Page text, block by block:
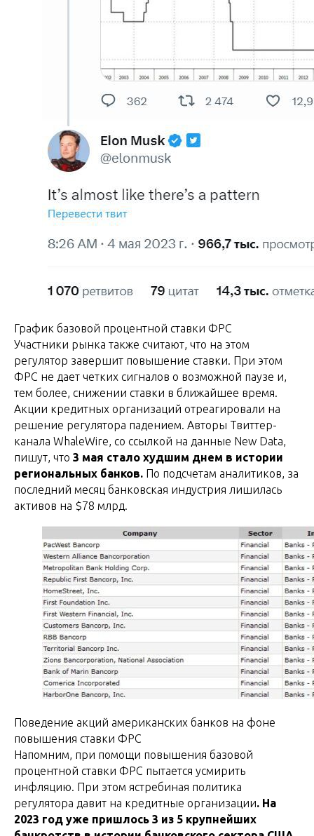
График базовой процентной ставки ФРС
Участники рынка также считают, что на этом
регулятор завершит повышение ставки. При этом
ФРС не дает четких сигналов о возможной паузе и,
тем более, снижении ставки в ближайшее время.
Акции кредитных организаций отреагировали на
решение регулятора падением. Авторы Твиттер-
канала WhaleWire, со ссылкой на данные New Data,
пишут, что 3 мая стало худшим днем в истории
региональных банков. По подсчетам аналитиков, за
последний месяц банковская индустрия лишилась
активов на $78 млрд.
Поведение акций американских банков на фоне
повышения ставки ФРС
Напомним, при помощи повышения базовой
процентной ставки ФРС пытается усмирить
инфляцию. При этом ястребиная политика
регулятора давит на кредитные организации. На
2023 год уже пришлось 3 из 5 крупнейших